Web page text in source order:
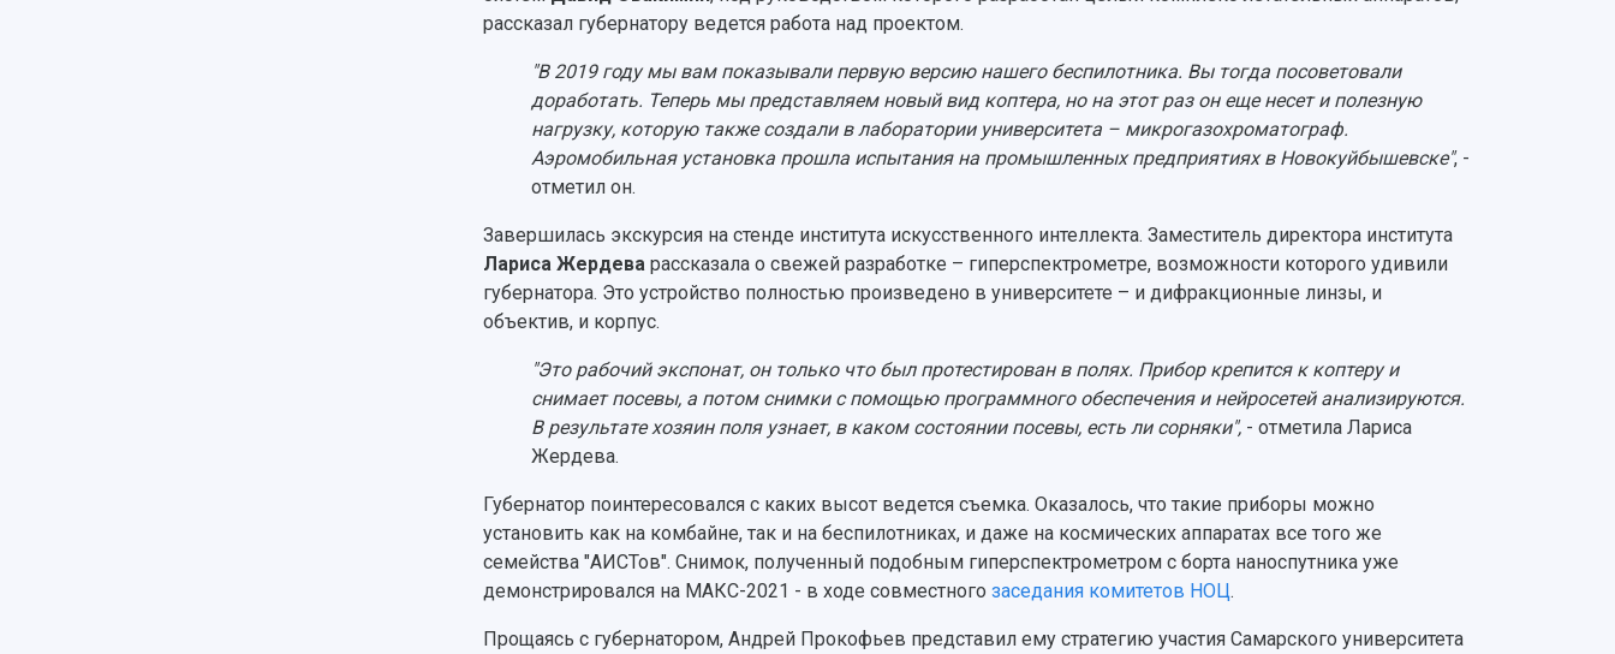
рассказал губернатору ведется работа над проектом.
"В 2019 году мы вам показывали первую версию нашего беспилотника. Вы тогда посоветовали
доработать. Теперь мы представляем новый вид коптера, но на этот раз он еще несет и полезную
нагрузку, которую также создали в лаборатории университета – микрогазохроматограф.
Аэромобильная установка прошла испытания на промышленных предприятиях в Новокуйбышевске", -
отметил он.
Завершилась экскурсия на стенде института искусственного интеллекта. Заместитель директора института
Лариса Жердева рассказала о свежей разработке – гиперспектрометре, возможности которого удивили
губернатора. Это устройство полностью произведено в университете – и дифракционные линзы, и
объектив, и корпус.
"Это рабочий экспонат, он только что был протестирован в полях. Прибор крепится к коптеру и
снимает посевы, а потом снимки с помощью программного обеспечения и нейросетей анализируются.
В результате хозяин поля узнает, в каком состоянии посевы, есть ли сорняки", - отметила Лариса
Жердева.
Губернатор поинтересовался с каких высот ведется съемка. Оказалось, что такие приборы можно
установить как на комбайне, так и на беспилотниках, и даже на космических аппаратах все того же
семейства "АИСТов". Снимок, полученный подобным гиперспектрометром с борта наноспутника уже
демонстрировался на МАКС-2021 - в ходе совместного заседания комитетов НОЦ.
Прощаясь с губернатором, Андрей Прокофьев представил ему стратегию участия Самарского университета